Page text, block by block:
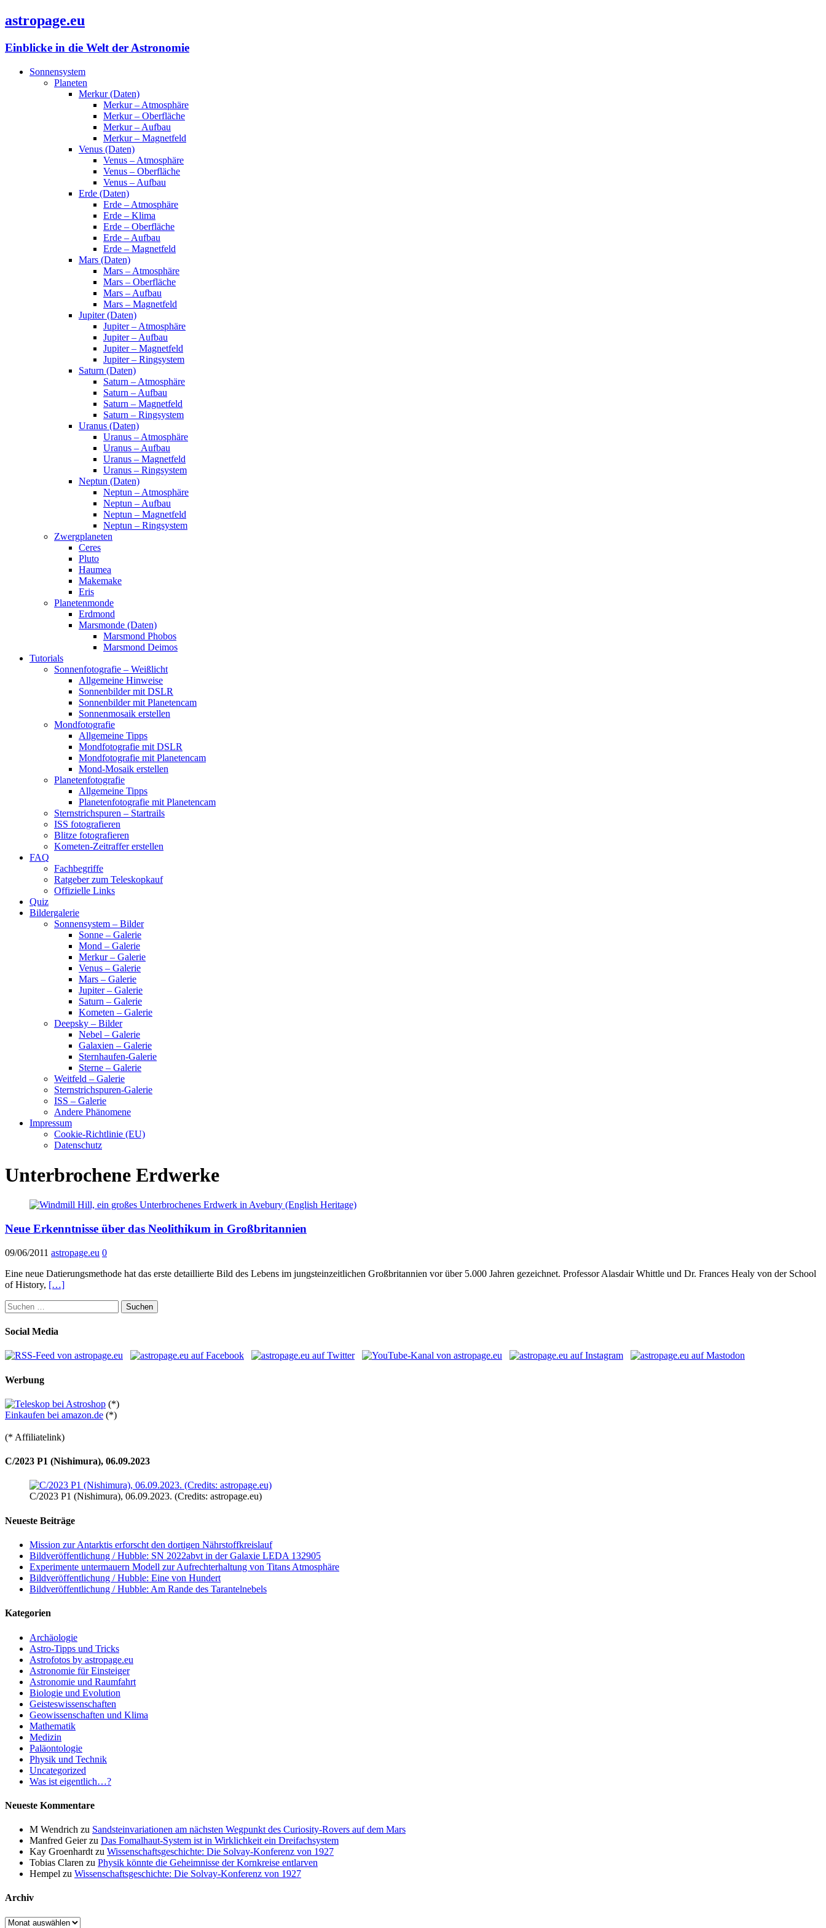
astropage.eu
Einblicke in die Welt der Astronomie
Sonnensystem
Planeten
Merkur (Daten)
Merkur – Atmosphäre
Merkur – Oberfläche
Merkur – Aufbau
Merkur – Magnetfeld
Venus (Daten)
Venus – Atmosphäre
Venus – Oberfläche
Venus – Aufbau
Erde (Daten)
Erde – Atmosphäre
Erde – Klima
Erde – Oberfläche
Erde – Aufbau
Erde – Magnetfeld
Mars (Daten)
Mars – Atmosphäre
Mars – Oberfläche
Mars – Aufbau
Mars – Magnetfeld
Jupiter (Daten)
Jupiter – Atmosphäre
Jupiter – Aufbau
Jupiter – Magnetfeld
Jupiter – Ringsystem
Saturn (Daten)
Saturn – Atmosphäre
Saturn – Aufbau
Saturn – Magnetfeld
Saturn – Ringsystem
Uranus (Daten)
Uranus – Atmosphäre
Uranus – Aufbau
Uranus – Magnetfeld
Uranus – Ringsystem
Neptun (Daten)
Neptun – Atmosphäre
Neptun – Aufbau
Neptun – Magnetfeld
Neptun – Ringsystem
Zwergplaneten
Ceres
Pluto
Haumea
Makemake
Eris
Planetenmonde
Erdmond
Marsmonde (Daten)
Marsmond Phobos
Marsmond Deimos
Tutorials
Sonnenfotografie – Weißlicht
Allgemeine Hinweise
Sonnenbilder mit DSLR
Sonnenbilder mit Planetencam
Sonnenmosaik erstellen
Mondfotografie
Allgemeine Tipps
Mondfotografie mit DSLR
Mondfotografie mit Planetencam
Mond-Mosaik erstellen
Planetenfotografie
Allgemeine Tipps
Planetenfotografie mit Planetencam
Sternstrichspuren – Startrails
ISS fotografieren
Blitze fotografieren
Kometen-Zeitraffer erstellen
FAQ
Fachbegriffe
Ratgeber zum Teleskopkauf
Offizielle Links
Quiz
Bildergalerie
Sonnensystem – Bilder
Sonne – Galerie
Mond – Galerie
Merkur – Galerie
Venus – Galerie
Mars – Galerie
Jupiter – Galerie
Saturn – Galerie
Kometen – Galerie
Deepsky – Bilder
Nebel – Galerie
Galaxien – Galerie
Sternhaufen-Galerie
Sterne – Galerie
Weitfeld – Galerie
Sternstrichspuren-Galerie
ISS – Galerie
Andere Phänomene
Impressum
Cookie-Richtlinie (EU)
Datenschutz
Unterbrochene Erdwerke
Neue Erkenntnisse über das Neolithikum in Großbritannien
09/06/2011 astropage.eu 0
Eine neue Datierungsmethode hat das erste detaillierte Bild des Lebens im jungsteinzeitlichen Großbritannien vor über 5.000 Jahren gezeichnet. Professor Alasdair Whittle und Dr. Frances Healy von der School
of History, […]
Suchen
nach:
Social Media
Werbung
(*)
Einkaufen bei amazon.de (*)
(* Affiliatelink)
C/2023 P1 (Nishimura), 06.09.2023
C/2023 P1 (Nishimura), 06.09.2023. (Credits: astropage.eu)
Neueste Beiträge
Mission zur Antarktis erforscht den dortigen Nährstoffkreislauf
Bildveröffentlichung / Hubble: SN 2022abvt in der Galaxie LEDA 132905
Experimente untermauern Modell zur Aufrechterhaltung von Titans Atmosphäre
Bildveröffentlichung / Hubble: Eine von Hundert
Bildveröffentlichung / Hubble: Am Rande des Tarantelnebels
Kategorien
Archäologie
Astro-Tipps und Tricks
Astrofotos by astropage.eu
Astronomie für Einsteiger
Astronomie und Raumfahrt
Biologie und Evolution
Geisteswissenschaften
Geowissenschaften und Klima
Mathematik
Medizin
Paläontologie
Physik und Technik
Uncategorized
Was ist eigentlich…?
Neueste Kommentare
M Wendrich zu Sandsteinvariationen am nächsten Wegpunkt des Curiosity-Rovers auf dem Mars
Manfred Geierzu Das Fomalhaut-System ist in Wirklichkeit ein Dreifachsystem
Kay Groenhardt zu Wissenschaftsgeschichte: Die Solvay-Konferenz von 1927
Tobias Claren zu Physik könnte die Geheimnisse der Kornkreise entlarven
Hempel zu Wissenschaftsgeschichte: Die Solvay-Konferenz von 1927
Archiv
Archiv